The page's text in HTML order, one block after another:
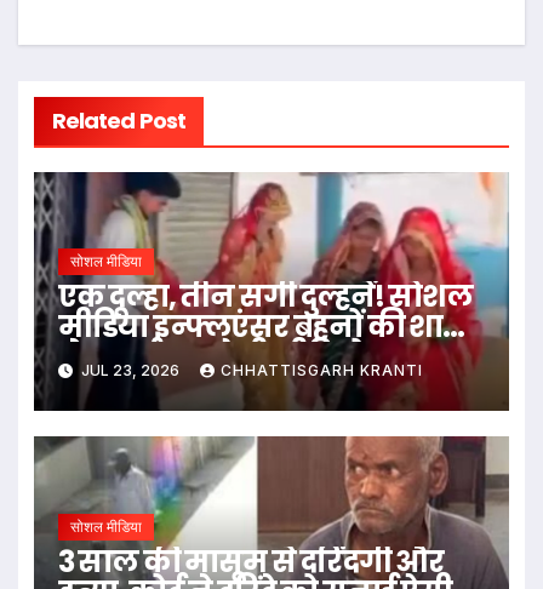
Related Post
सोशल मीडिया
एक दूल्हा, तीन सगी दुल्हनें! सोशल
मीडिया इन्फ्लुएंसर बहनों की शादी
ने मचाई सनसनी, वीडियो वायरल
JUL 23, 2026 CHHATTISGARH KRANTI
सोशल मीडिया
3 साल की मासूम से दरिंदगी और